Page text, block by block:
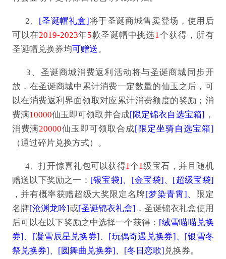
2、 [圣诞帽礼盒]将于圣诞商城售卖登场，使用后
可以在2019-2023年5款圣诞帽中挑选1个获得，所有
圣诞帽兑换券均可赠送。
3、圣诞商城消费返利活动将与圣诞商城同步开
放，在圣诞商城中累计消费一定数量的仙玉之后，可
以在消费返利界面领取对应累计消费额度的奖励；消
费满10000仙玉即可领取并合成[限定锦衣自选宝箱] ，
消费满20000仙玉即可领取合成[限定坐骑自选宝箱]
（通过碎片兑换方式）。
4、打开惊喜礼包可以获得1个1级宝石，并且随机
赠送以下奖励之一： [银宝袋]、[金宝袋]、[超级宝袋]
，并有概率获赠超级大奖限定名牌[梦染青霄]、
限定
名牌[沧渊龙吟]或[圣诞锦衣礼盒] ，圣诞锦衣礼盒使用
后可以在以下奖励之中选择一个获得： [绒雪喵喵兑换
券]、[凝雪辰星兑换券]、[玩偶奇遇兑换券]、[银雪冬
祭兑换券]、[圆舞曲兑换券]、[冬日恋歌] 兑换券。